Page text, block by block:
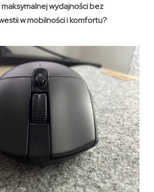
wydajności bez
w mobilności i komfortu?